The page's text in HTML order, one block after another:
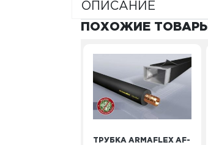
ОПИСАНИЕ
ПОХОЖИЕ ТОВАРЫ
ТРУБКА ARMAFLEX AF-